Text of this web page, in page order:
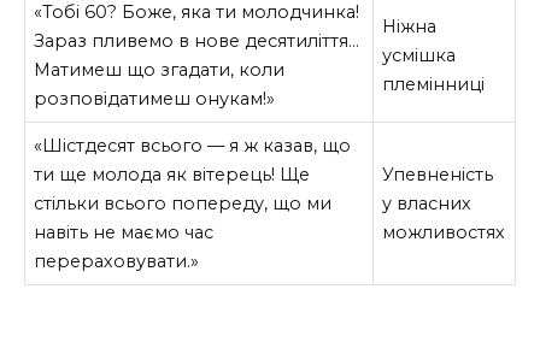
«Тобі 60? Боже, яка ти молодчинка!
Зараз пливемо в нове десятиліття…
Матимеш що згадати, коли
розповідатимеш онукам!»
Ніжна
усмішка
племінниці
«Шістдесят всього — я ж казав, що
ти ще молода як вітерець! Ще
стільки всього попереду, що ми
навіть не маємо час
перераховувати.»
Упевненість
у власних
можливостях